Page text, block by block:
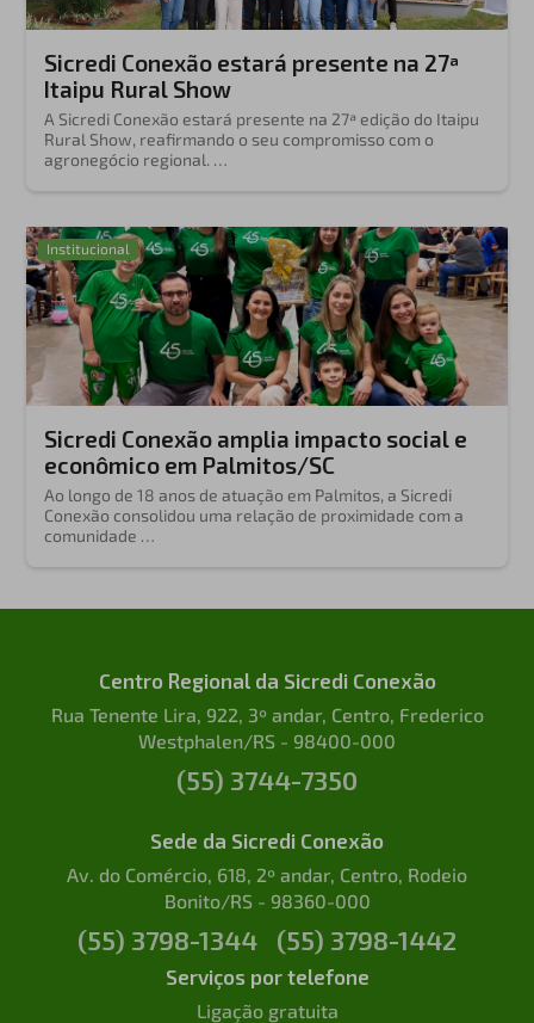
Sicredi Conexão estará presente na 27ª
Itaipu Rural Show
A Sicredi Conexão estará presente na 27ª edição do Itaipu
Rural Show, reafirmando o seu compromisso com o
agronegócio regional. …
Institucional
Sicredi Conexão amplia impacto social e
econômico em Palmitos/SC
Ao longo de 18 anos de atuação em Palmitos, a Sicredi
Conexão consolidou uma relação de proximidade com a
comunidade …
Centro Regional da Sicredi Conexão
Rua Tenente Lira, 922, 3º andar, Centro, Frederico
Westphalen/RS - 98400-000
(55) 3744-7350
Sede da Sicredi Conexão
Av. do Comércio, 618, 2º andar, Centro, Rodeio
Bonito/RS - 98360-000
(55) 3798-1344 (55) 3798-1442
Serviços por telefone
Ligação gratuita